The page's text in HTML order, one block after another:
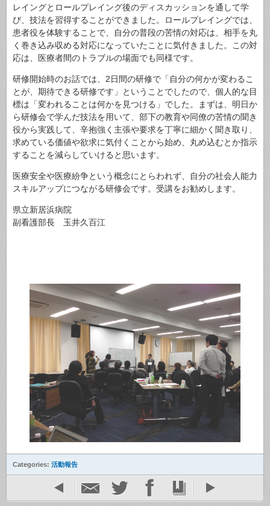
レイングとロールプレイング後のディスカッションを通して学
び、技法を習得することができました。ロールプレイングでは、
患者役を体験することで、自分の普段の苦情の対応は、相手を丸
く巻き込み収める対応になっていたことに気付きました。この対
応は、医療者間のトラブルの場面でも同様です。
研修開始時のお話では、2日間の研修で「自分の何かが変わるこ
とが、期待できる研修です」ということでしたので、個人的な目
標は「変われることは何かを見つける」でした。まずは、明日か
ら研修会で学んだ技法を用いて、部下の教育や同僚の苦情の聞き
役から実践して、辛抱強く主張や要求を丁寧に細かく聞き取り、
求めている価値や欲求に気付くことから始め、丸め込むとか指示
することを減らしていけると思います。
医療安全や医療紛争という概念にとらわれず、自分の社会人能力
スキルアップにつながる研修会です。受講をお勧めします。
県立新居浜病院
副看護部長 玉井久百江
Categories: 活動報告